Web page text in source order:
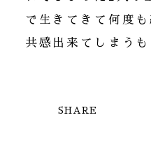
で生きてきて何度
共感出来てしまうも
SHARE